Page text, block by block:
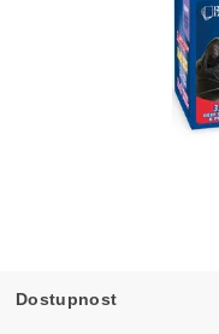
Dostupnost